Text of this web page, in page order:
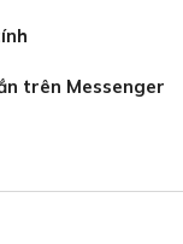
trên Messenger